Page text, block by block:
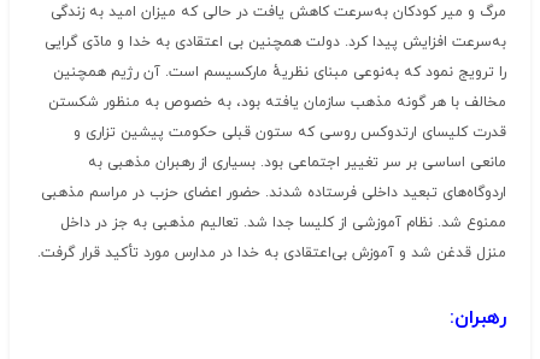
مرگ و میر کودکان به‌سرعت کاهش یافت در حالی که میزان امید به زندگی
به‌سرعت افزایش پیدا کرد. دولت همچنین بی اعتقادی به خدا و مادّی گرایی
را ترویج نمود که به‌نوعی مبنای نظریهٔ مارکسیسم است. آن رژیم همچنین
مخالف با هر گونه مذهب سازمان یافته بود، به خصوص به منظور شکستن
قدرت کلیسای ارتدوکس روسی که ستون قبلی حکومت پیشین تزاری و
مانعی اساسی بر سر تغییر اجتماعی بود. بسیاری از رهبران مذهبی به
اردوگاه‌های تبعید داخلی فرستاده شدند. حضور اعضای حزب در مراسم مذهبی
ممنوع شد. نظام آموزشی از کلیسا جدا شد. تعالیم مذهبی به جز در داخل
منزل قدغن شد و آموزش بی‌اعتقادی به خدا در مدارس مورد تأکید قرار گرفت.
رهبران: